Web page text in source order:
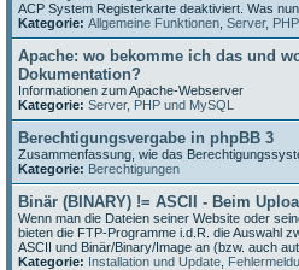
ACP System Registerkarte deaktiviert. Was
Kategorie: Allgemeine Funktionen Server,
Apache: wo bekomme ich das und
Dokumentation?
Informationen zum Apache-Webserver
Kategorie: Server, PHP und MySQL
Berechtigungsvergabe in phpBB 3
Zusammenfassung, wie das
Kategorie: Berechtigungen
Binär (BINARY) != ASCII - Beim
Wenn man die Dateien seiner Website oder
bieten die FTP-Programme i.d.R. die Auswahl
ASCII und Binär/Binary/Image an (bzw. auch
Kategorie: Installation und Update